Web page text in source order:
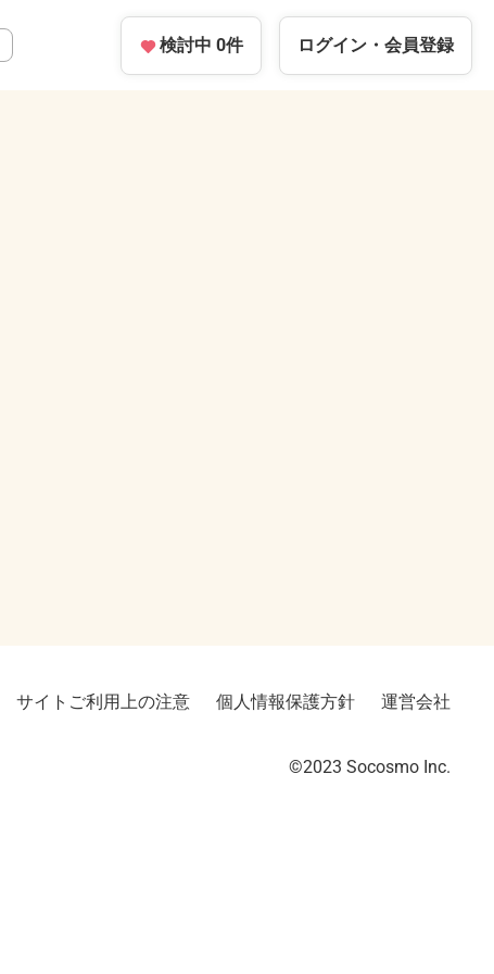
検討中 0件 ログイン・ 会員登録
サイトご利用上の注意 個人情報保護方針 運営会社
©2023︎ Socosmo Inc.